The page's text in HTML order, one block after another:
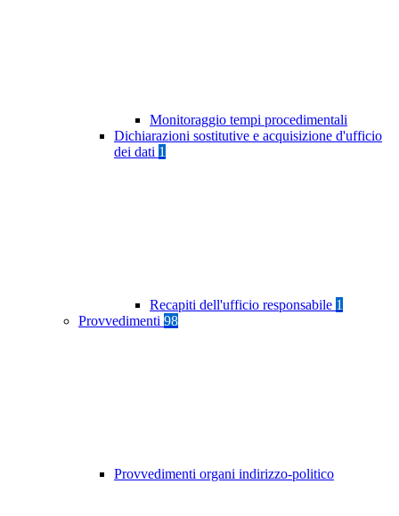
Monitoraggio tempi procedimentali
Dichiarazioni sostitutive e acquisizione d'ufficio
dei dati 1
Recapiti dell'ufficio responsabile 1
Provvedimenti 98
Provvedimenti organi indirizzo-politico